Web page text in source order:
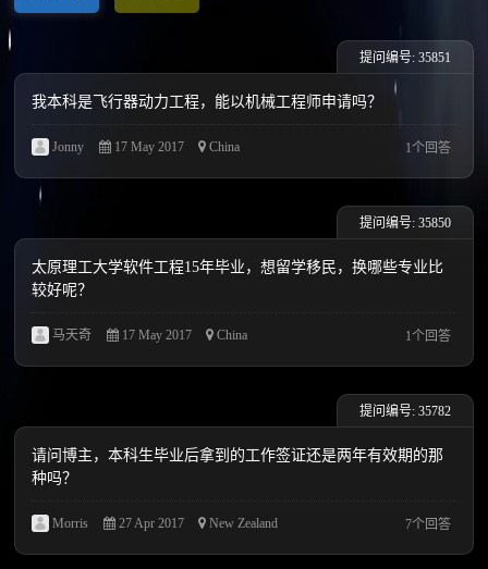
提问编号: 35851
我本科是飞行器动力工程，能以机械工程师申请吗？
Jonny 17 May 2017 China 1个回答
提问编号: 35850
太原理工大学软件工程15年毕业，想留学移民，换哪些专业比
较好呢？
马天奇 17 May 2017 China 1个回答
提问编号: 35782
请问博主，本科生毕业后拿到的工作签证还是两年有效期的那
种吗？
Morris 27 Apr 2017 New Zealand 7个回答